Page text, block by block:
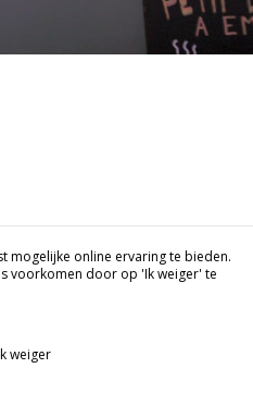
mogelijke online ervaring te bieden.
voorkomen door op 'Ik weiger' te
weiger